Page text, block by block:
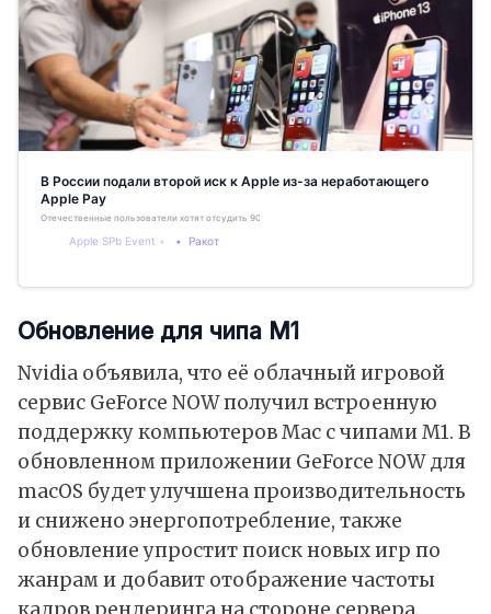
В России подали второй иск к Apple из-за неработающего
Apple Pay
Отечественные пользователи хотят отсудить 90 миллионов рублей
Apple SPb Event Ракот
Обновление для чипа М1
Nvidia объявила, что её облачный игровой
сервис GeForce NOW получил встроенную
поддержку компьютеров Mac с чипами М1. В
обновленном приложении GeForce NOW для
macOS будет улучшена производительность
и снижено энергопотребление, также
обновление упростит поиск новых игр по
жанрам и добавит отображение частоты